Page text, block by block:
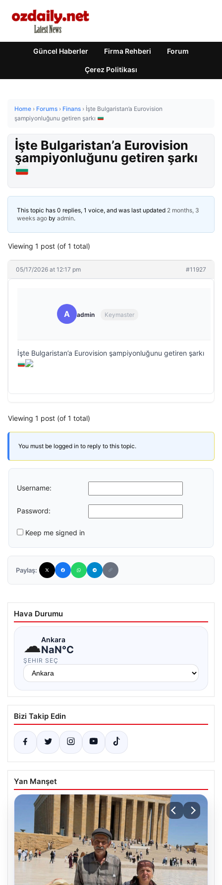
Güncel Haberler Firma Rehberi Forum
Çerez Politikası
Home › Forums › Finans › İşte Bulgaristan’a Eurovision
şampiyonluğunu getiren şarkı
İşte Bulgaristan’a Eurovision
şampiyonluğunu getiren şarkı
This topic has 0 replies, 1 voice, and was last updated 2 months, 3
weeks ago by admin.
Viewing 1 post (of 1 total)
05/17/2026 at 12:17 pm #11927
A admin Keymaster
İşte Bulgaristan’a Eurovision şampiyonluğunu getiren şarkı
Viewing 1 post (of 1 total)
You must be logged in to reply to this topic.
Username:
Password:
Keep me signed in
Paylaş:
Hava Durumu
☁Ankara
NaN°C
ŞEHIR SEÇ
Bizi Takip Edin
Yan Manşet